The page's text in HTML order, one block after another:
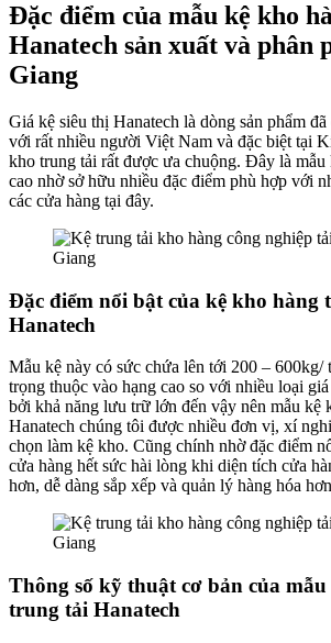
Đặc điểm của mẫu kệ kho
Hanatech sản xuất và phân
Giang
Giá kệ siêu thị Hanatech là dòng sản phẩm
với rất nhiều người Việt Nam và đặc biệt tại
kho trung tải rất được ưa chuộng. Đây là mẫu
cao nhờ sở hữu nhiều đặc điểm phù hợp với
các cửa hàng tại đây.
Đặc điểm nổi bật của kệ kho hàng
Hanatech
Mẫu kệ này có sức chứa lên tới 200 – 600kg/
trọng thuộc vào hạng cao so với nhiều loại
bởi khả năng lưu trữ lớn đến vậy nên mẫu kệ
Hanatech chúng tôi được nhiều đơn vị, xí
chọn làm kệ kho. Cũng chính nhờ đặc điểm
cửa hàng hết sức hài lòng khi diện tích cửa
hơn, dễ dàng sắp xếp và quản lý hàng hóa
Thông số kỹ thuật cơ bản của
trung tải Hanatech